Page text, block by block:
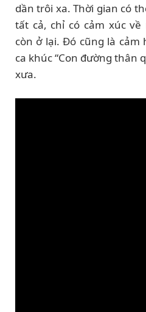
dần trôi xa. Thời gian có
tất cả, chỉ có cảm xúc
còn ở lại. Đó cũng là
ca khúc “Con đường thân
xưa.